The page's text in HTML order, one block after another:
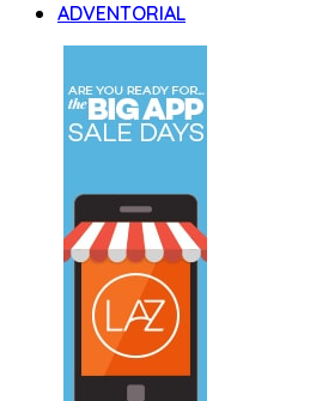
ADVENTORIAL